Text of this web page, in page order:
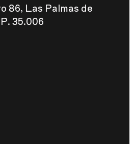
86, Las Palmas de
35.006